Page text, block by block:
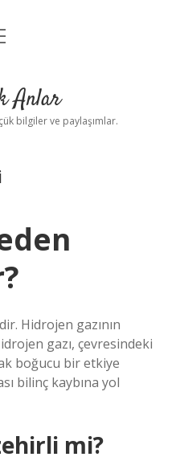
Anlar
bilgiler ve paylaşımlar.
Hidrojen gazının
gazı, çevresindeki
boğucu bir etkiye
bilinç kaybına yol
mi?